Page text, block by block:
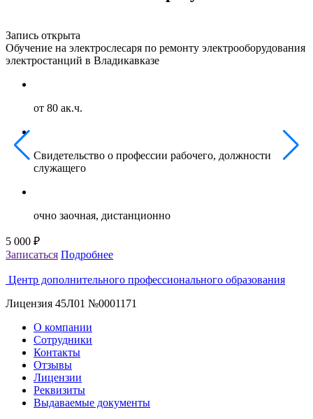
Запись открыта
Обучение на электрослесаря по ремонту электрооборудования
электростанций в Владикавказе
от 80 ак.ч.
Свидетельство о профессии рабочего, должности
служащего
очно заочная, дистанционно
5 000 ₽
Записаться Подробнее
Центр дополнительного профессионального образования
Лицензия 45Л01 №0001171
О компании
Сотрудники
Контакты
Отзывы
Лицензии
Реквизиты
Выдаваемые документы